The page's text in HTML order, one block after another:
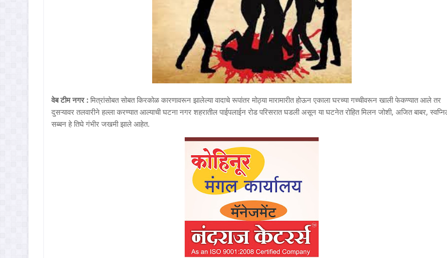
वेब टीम नगर : मित्रांसोबत सोबत किरकोळ कारणावरून झालेल्या वादाचे रूपांतर मोठ्या मारामारीत होऊन एकाला घरच्या गच्चीवरून खाली फेकण्यात आले तर
दुसऱ्यावर तलवारीने हल्ला करण्यात आल्याची घटना नगर शहरातील पाईपलाईन रोड परिसरात घडली असून या घटनेत रोहित मिलन जोशी, अजित बाबर,
सब्बन हे तिघे गंभीर जखमी झाले आहेत.